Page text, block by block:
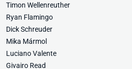
Timon Wellenreuther
Ryan Flamingo
Dick Schreuder
Mika Mármol
Luciano Valente
Givairo Read